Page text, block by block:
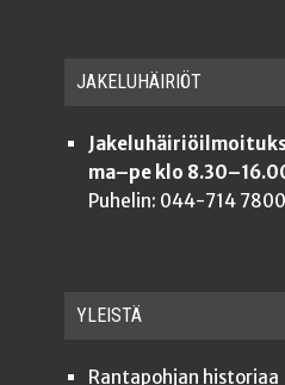
JAKE­LU­HÄI­RIÖT
ma–pe klo
Puhelin: 044-714 7800
YLEISTÄ
Ran­ta­poh­jan historiaa